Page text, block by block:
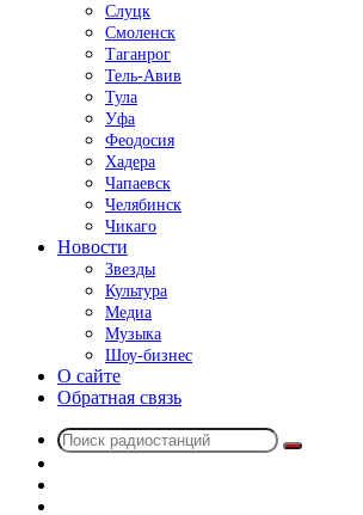
Слуцк
Смоленск
Таганрог
Тель-Авив
Тула
Уфа
Феодосия
Хадера
Чапаевск
Челябинск
Чикаго
Новости
Звезды
Культура
Медиа
Музыка
Шоу-бизнес
О сайте
Обратная связь
Поиск